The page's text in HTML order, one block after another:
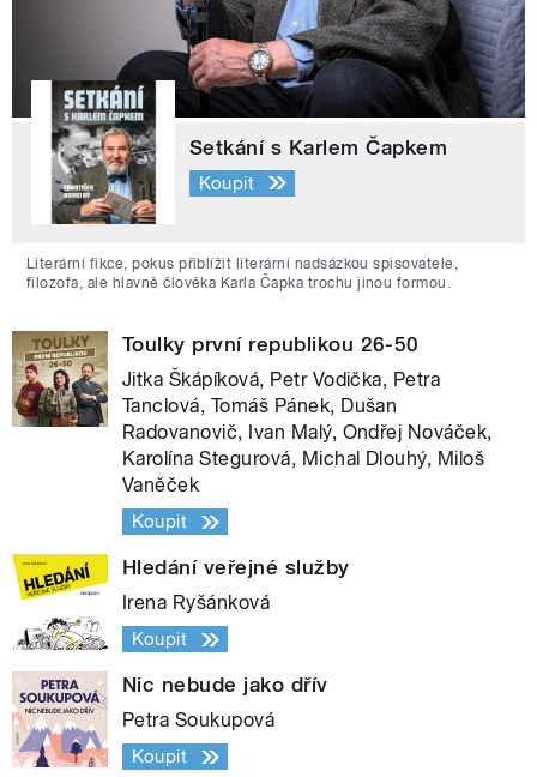
Setkání s Karlem Čapkem
Koupit
Literární fikce, pokus přiblížit literární nadsázkou spisovatele,
filozofa, ale hlavně člověka Karla Čapka trochu jinou formou.
Toulky první republikou 26-50
Jitka Škápíková, Petr Vodička, Petra
Tanclová, Tomáš Pánek, Dušan
Radovanovič, Ivan Malý, Ondřej Nováček,
Karolína Stegurová, Michal Dlouhý, Miloš
Vaněček
Koupit
Hledání veřejné služby
Irena Ryšánková
Koupit
Nic nebude jako dřív
Petra Soukupová
Koupit